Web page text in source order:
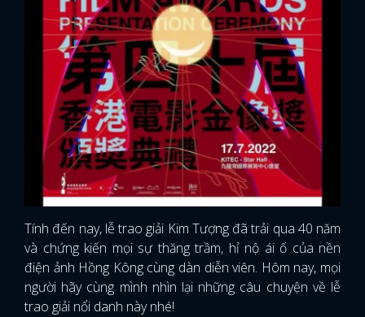
Tính đến nay, lễ trao giải Kim Tượng đã trải qua 40 năm
và chứng kiến mọi sự thăng trầm, hỉ nộ ái ố của nền
điện ảnh Hồng Kông cùng dàn diễn viên. Hôm nay, mọi
người hãy cùng mình nhìn lại những câu chuyện về lễ
trao giải nổi danh này nhé!